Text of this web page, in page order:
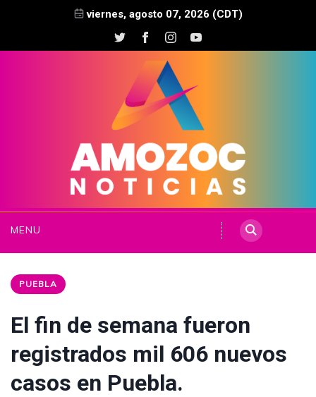
viernes, agosto 07, 2026 (CDT)
MENU
PUEBLA
El fin de semana fueron
registrados mil 606 nuevos
casos en Puebla.